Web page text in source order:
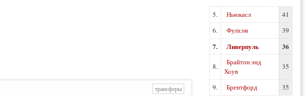
трансферы
5. Ньюкасл
41
6.
Фулхэм 39
7. Ливерпуль 36
8.
Брайтон энд
Хоув
35
9. Брентфорд 35